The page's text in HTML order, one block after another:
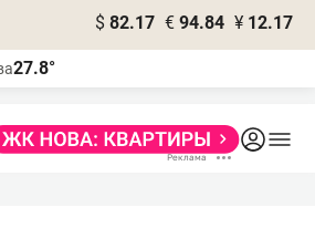
$ 82.17 € 94.84 ¥ 12.17
27.8°